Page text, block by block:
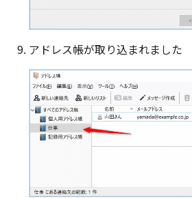
アドレス帳が取り込まれました